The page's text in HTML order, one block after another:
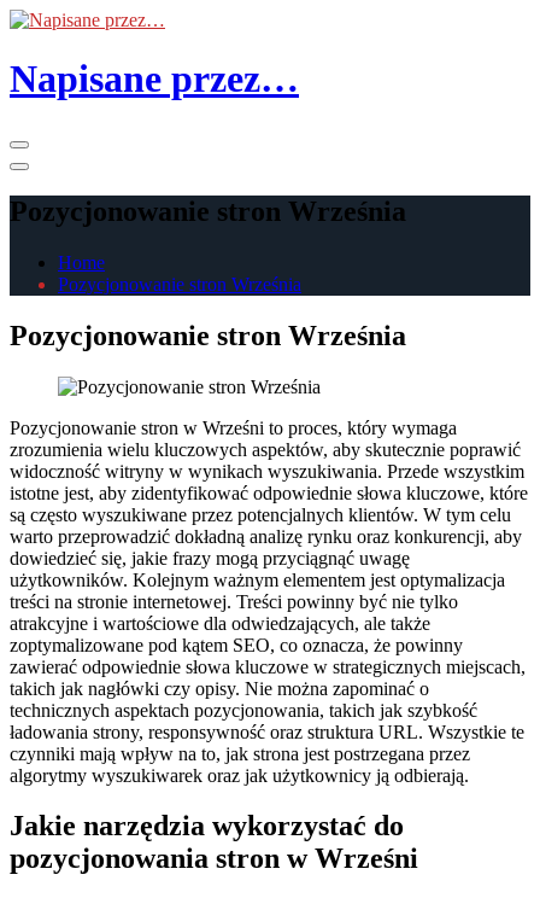
Skip
the
content
Napisane przez…
Pozycjonowanie stron Września
Home
Pozycjonowanie stron Września
Pozycjonowanie stron Września
Pozycjonowanie stron w Wrześni to proces, który wymaga
zrozumienia wielu kluczowych aspektów, aby skutecznie poprawić
widoczność witryny w wynikach wyszukiwania. Przede wszystkim
istotne jest, aby zidentyfikować odpowiednie słowa kluczowe, które
są często wyszukiwane przez potencjalnych klientów. W tym celu
warto przeprowadzić dokładną analizę rynku oraz konkurencji, aby
dowiedzieć się, jakie frazy mogą przyciągnąć uwagę
użytkowników. Kolejnym ważnym elementem jest optymalizacja
treści na stronie internetowej. Treści powinny być nie tylko
atrakcyjne i wartościowe dla odwiedzających, ale także
zoptymalizowane pod kątem SEO, co oznacza, że powinny
zawierać odpowiednie słowa kluczowe w strategicznych miejscach,
takich jak nagłówki czy opisy. Nie można zapominać o
technicznych aspektach pozycjonowania, takich jak szybkość
ładowania strony, responsywność oraz struktura URL. Wszystkie te
czynniki mają wpływ na to, jak strona jest postrzegana przez
algorytmy wyszukiwarek oraz jak użytkownicy ją odbierają.
Jakie narzędzia wykorzystać do
pozycjonowania stron w Wrześni